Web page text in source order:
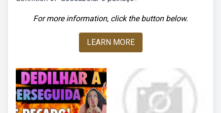
For more information, click the button below.
LEARN MORE